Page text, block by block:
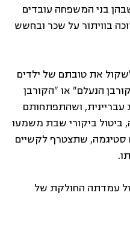
בני המשפחה עובדים
בוויתור על שכר ובחשש
את טובתם של ילדים
הנעלם" או "הקורבן
עבריינית, ושהתפתחותם
ביטול ביקורי שבת משמעו
סטיגמה, שתצטרף לקשיים
מול עמדתה החולקת של